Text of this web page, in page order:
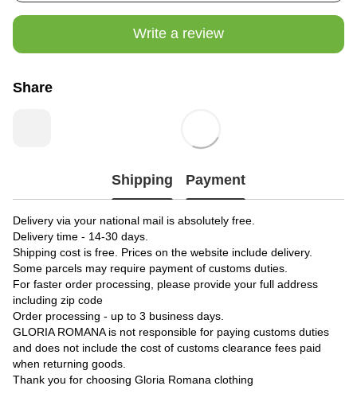
Write a review
Share
Shipping Payment
Delivery via your national mail is absolutely free.
Delivery time - 14-30 days.
Shipping cost is free. Prices on the website include delivery.
Some parcels may require payment of customs duties.
For faster order processing, please provide your full address
including zip code
Order processing - up to 3 business days.
GLORIA ROMANA is not responsible for paying customs duties
and does not include the cost of customs clearance fees paid
when returning goods.
Thank you for choosing Gloria Romana clothing